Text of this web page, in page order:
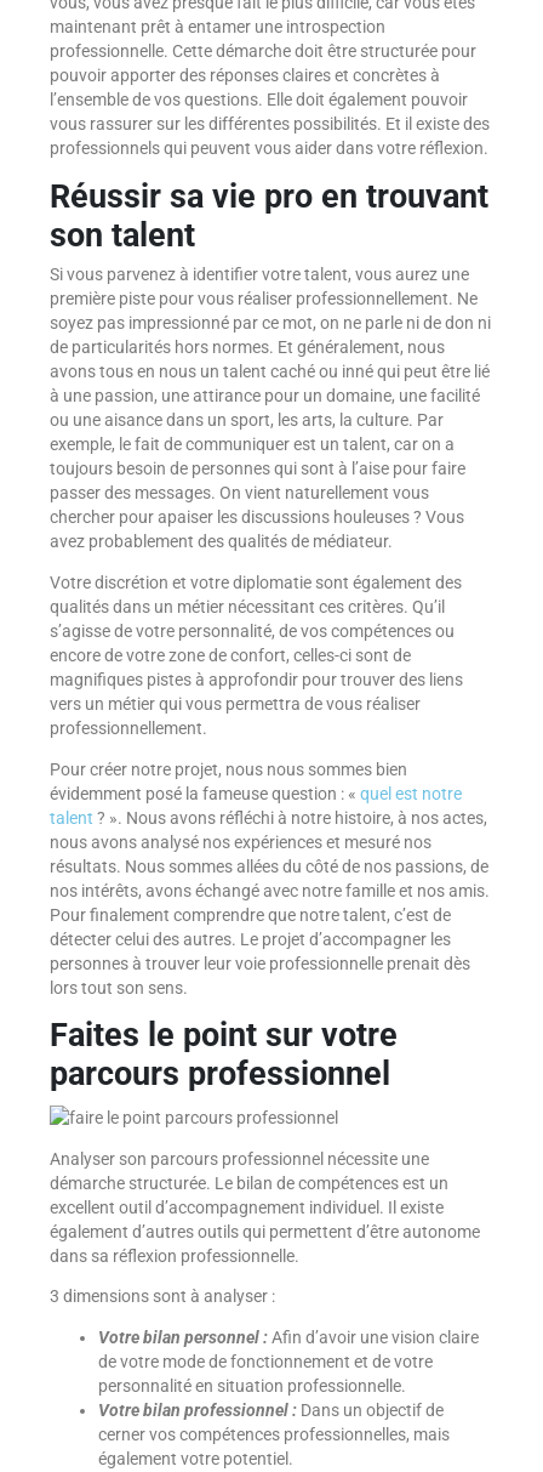
maintenant prêt à entamer une introspection
professionnelle. Cette démarche doit être structurée pour
pouvoir apporter des réponses claires et concrètes à
l’ensemble de vos questions. Elle doit également pouvoir
vous rassurer sur les différentes possibilités. Et il existe des
professionnels qui peuvent vous aider dans votre réflexion.
Réussir sa vie pro en trouvant
son talent
Si vous parvenez à identifier votre talent, vous aurez une
première piste pour vous réaliser professionnellement. Ne
soyez pas impressionné par ce mot, on ne parle ni de don ni
de particularités hors normes. Et généralement, nous
avons tous en nous un talent caché ou inné qui peut être lié
à une passion, une attirance pour un domaine, une facilité
ou une aisance dans un sport, les arts, la culture. Par
exemple, le fait de communiquer est un talent, car on a
toujours besoin de personnes qui sont à l’aise pour faire
passer des messages. On vient naturellement vous
chercher pour apaiser les discussions houleuses ? Vous
avez probablement des qualités de médiateur.
Votre discrétion et votre diplomatie sont également des
qualités dans un métier nécessitant ces critères. Qu’il
s’agisse de votre personnalité, de vos compétences ou
encore de votre zone de confort, celles-ci sont de
magnifiques pistes à approfondir pour trouver des liens
vers un métier qui vous permettra de vous réaliser
professionnellement.
Pour créer notre projet, nous nous sommes bien
évidemment posé la fameuse question : « quel est notre
talent ? ». Nous avons réfléchi à notre histoire, à nos actes,
nous avons analysé nos expériences et mesuré nos
résultats. Nous sommes allées du côté de nos passions, de
nos intérêts, avons échangé avec notre famille et nos amis.
Pour finalement comprendre que notre talent, c’est de
détecter celui des autres. Le projet d’accompagner les
personnes à trouver leur voie professionnelle prenait dès
lors tout son sens.
Faites le point sur votre
parcours professionnel
Analyser son parcours professionnel nécessite une
démarche structurée. Le bilan de compétences est un
excellent outil d’accompagnement individuel. Il existe
également d’autres outils qui permettent d’être autonome
dans sa réflexion professionnelle.
3 dimensions sont à analyser :
Votre bilan personnel :Afin d’avoir une vision claire
de votre mode de fonctionnement et de votre
personnalité en situation professionnelle.
Votre bilan professionnel :Dans un objectif de
cerner vos compétences professionnelles, mais
également votre potentiel.